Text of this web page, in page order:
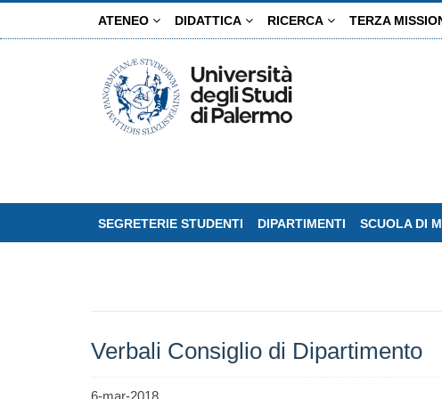
ATENEO DIDATTICA RICERCA TERZA
SEGRETERIE STUDENTI DIPARTIMENTI SCUOLA DI
Verbali Consiglio di Dipartimento
6-mar-2018